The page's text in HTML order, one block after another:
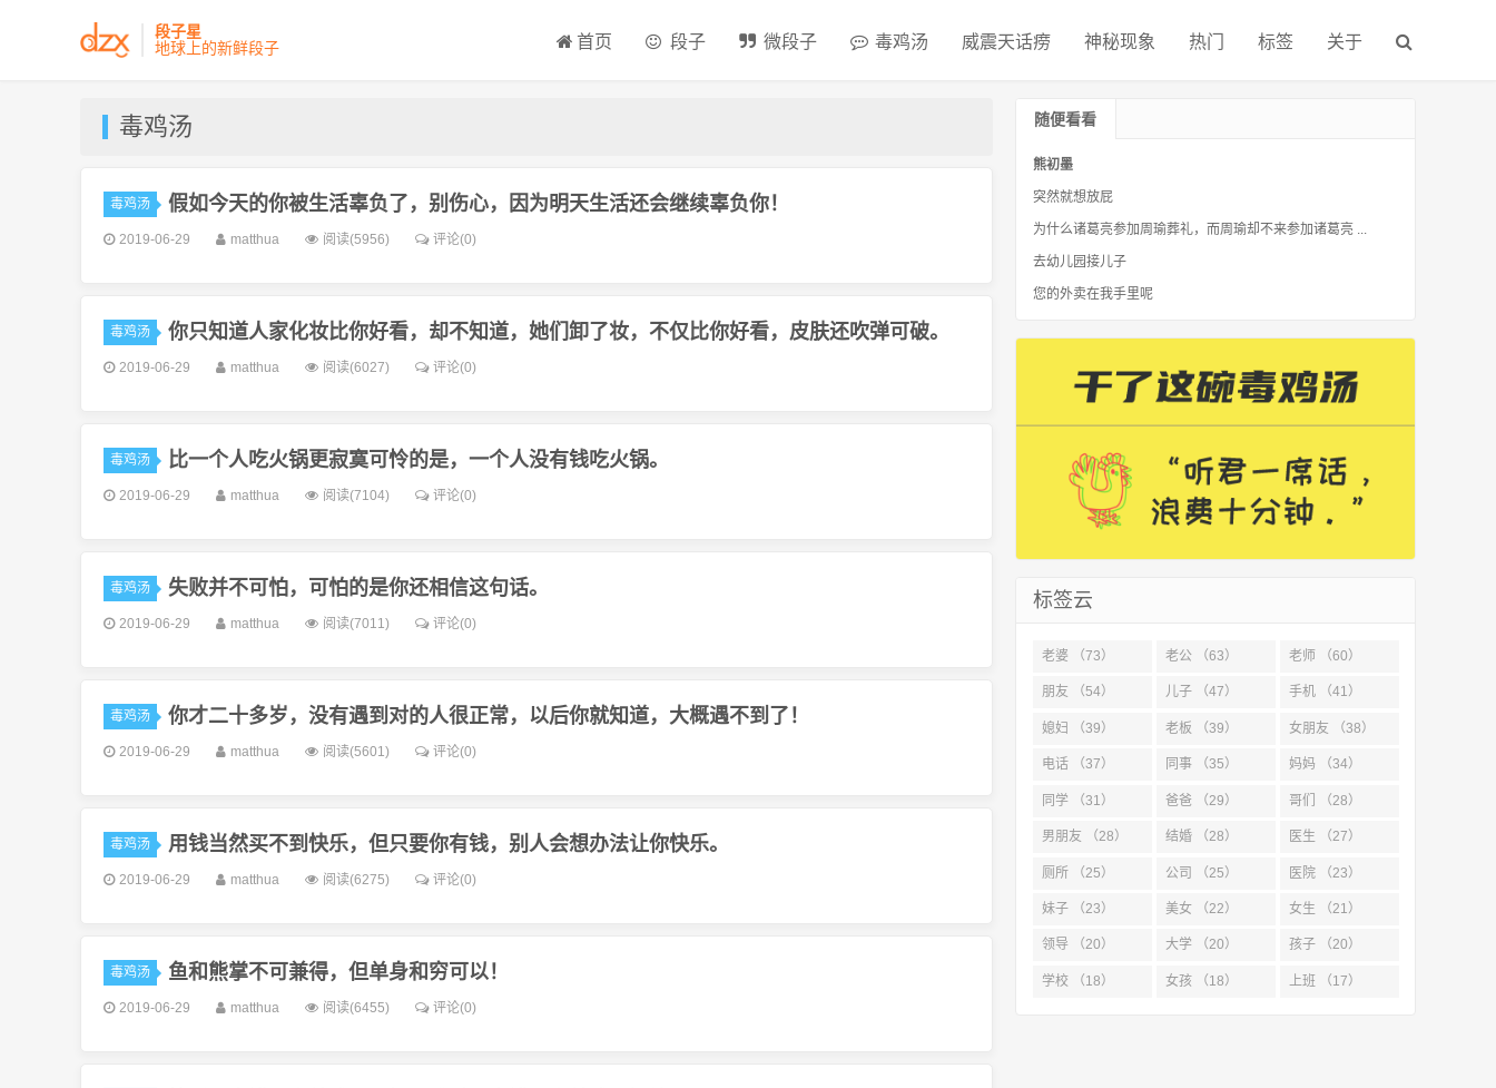
段子星
地球上的新鲜段子
首页 段子 微段子 毒鸡汤 威震天话痨 神秘现象 热门 标签 关于
毒鸡汤
毒鸡汤 假如今天的你被生活辜负了，别伤心，因为明天生活还会继续辜负你！
2019-06-29 matthua 阅读(5956) 评论(0)
毒鸡汤 你只知道人家化妆比你好看，却不知道，她们卸了妆，不仅比你好看，皮肤还吹弹可破。
2019-06-29 matthua 阅读(6027) 评论(0)
毒鸡汤 比一个人吃火锅更寂寞可怜的是，一个人没有钱吃火锅。
2019-06-29 matthua 阅读(7104) 评论(0)
毒鸡汤 失败并不可怕，可怕的是你还相信这句话。
2019-06-29 matthua 阅读(7011) 评论(0)
毒鸡汤 你才二十多岁，没有遇到对的人很正常，以后你就知道，大概遇不到了！
2019-06-29 matthua 阅读(5601) 评论(0)
毒鸡汤 用钱当然买不到快乐，但只要你有钱，别人会想办法让你快乐。
2019-06-29 matthua 阅读(6275) 评论(0)
毒鸡汤 鱼和熊掌不可兼得，但单身和穷可以！
2019-06-29 matthua 阅读(6455) 评论(0)
随便看看
熊初墨
突然就想放屁
为什么诸葛亮参加周瑜葬礼，而周瑜却不来参加诸葛亮 ...
去幼儿园接儿子
您的外卖在我手里呢
标签云
老婆 （73） 老公 （63） 老师 （60）
朋友 （54） 儿子 （47） 手机 （41）
媳妇 （39） 老板 （39） 女朋友 （38）
电话 （37） 同事 （35） 妈妈 （34）
同学 （31） 爸爸 （29） 哥们 （28）
男朋友 （28） 结婚 （28） 医生 （27）
厕所 （25） 公司 （25） 医院 （23）
妹子 （23） 美女 （22） 女生 （21）
领导 （20） 大学 （20） 孩子 （20）
学校 （18） 女孩 （18） 上班 （17）